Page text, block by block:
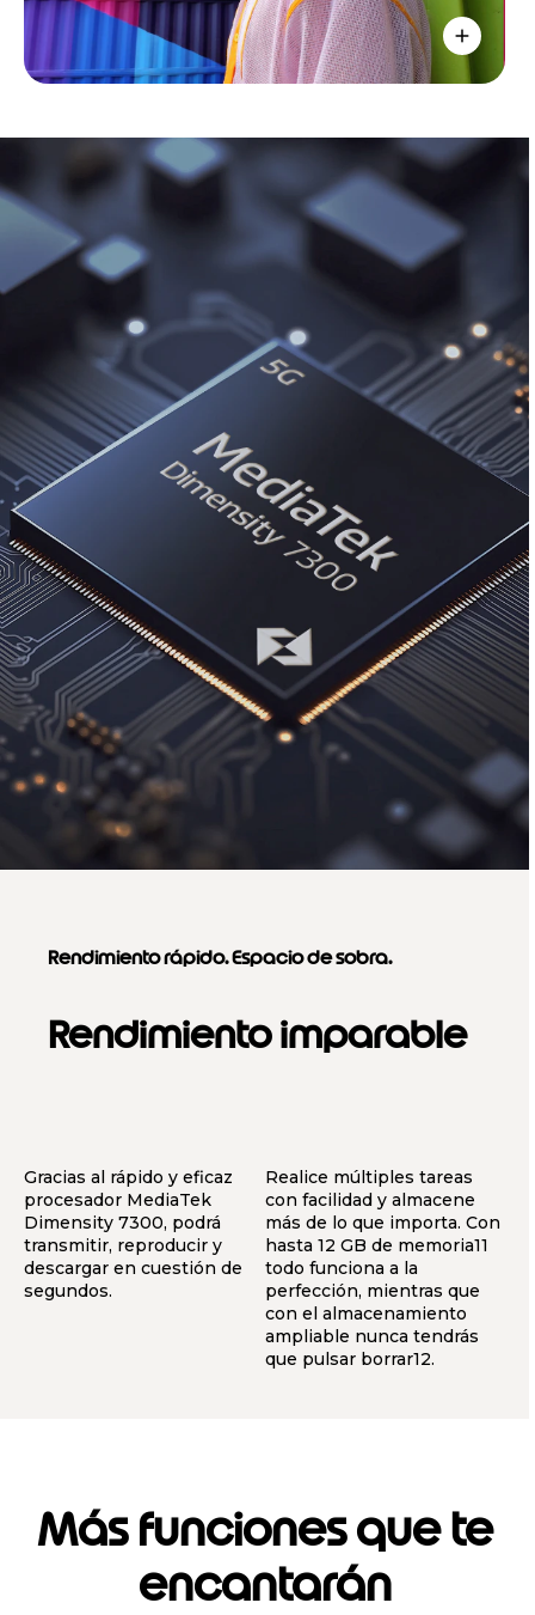
Rendimiento rápido. Espacio de sobra.
Rendimiento imparable
Gracias al rápido y eficaz
procesador MediaTek
Dimensity 7300, podrá
transmitir, reproducir y
descargar en cuestión de
segundos.
Realice múltiples tareas
con facilidad y almacene
más de lo que importa. Con
hasta 12 GB de memoria11
todo funciona a la
perfección, mientras que
con el almacenamiento
ampliable nunca tendrás
que pulsar borrar12.
Más funciones que te
encantarán